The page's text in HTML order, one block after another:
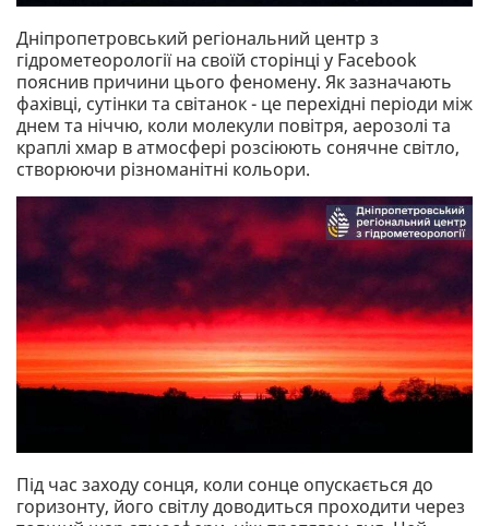
Дніпропетровський регіональний центр з
гідрометеорології на своїй сторінці у Facebook
пояснив причини цього феномену. Як зазначають
фахівці, сутінки та світанок - це перехідні періоди між
днем та ніччю, коли молекули повітря, аерозолі та
краплі хмар в атмосфері розсіюють сонячне світло,
створюючи різноманітні кольори.
Під час заходу сонця, коли сонце опускається до
горизонту, його світлу доводиться проходити через